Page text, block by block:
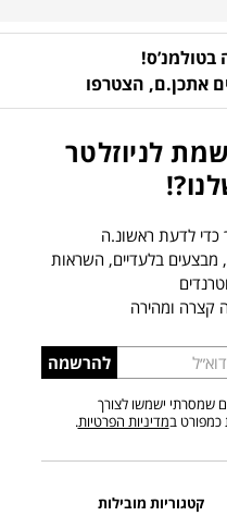
בטולמנ’ס!
אתכן.ם, הצטרפו
לניוזלטר
כדי לדעת ראשונ.ה
מבצעים בלעדיים, השראות
וטרנדים
קצרה ומהירה
להרשמה
שמסרתי ישמשו לצורך
כמפורט במדיניות הפרטיות.
קטגוריות מובילות